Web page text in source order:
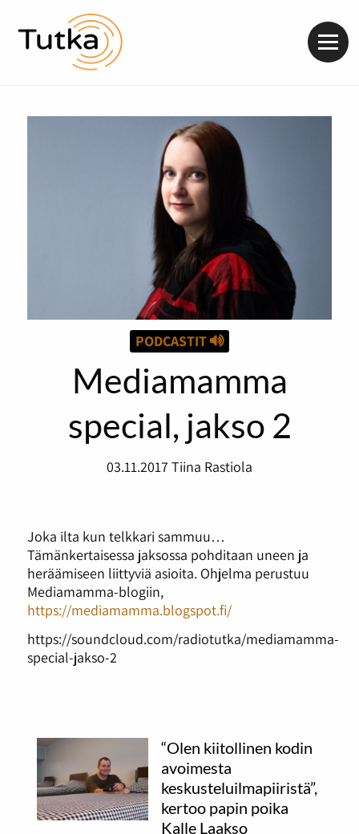
PODCASTIT
Mediamamma
special, jakso 2
03.11.2017 Tiina Rastiola
Joka ilta kun telkkari sammuu…
Tämänkertaisessa jaksossa pohditaan uneen ja
heräämiseen liittyviä asioita. Ohjelma perustuu
Mediamamma-blogiin,
https://mediamamma.blogspot.fi/
https://soundcloud.com/radiotutka/mediamamma-
special-jakso-2
“Olen kiitollinen kodin
avoimesta
keskusteluilmapiiristä”,
kertoo papin poika
Kalle Laakso